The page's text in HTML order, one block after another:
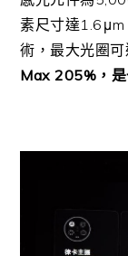
素尺寸達1.6μm
術，最大光圈可
Max 205%，是